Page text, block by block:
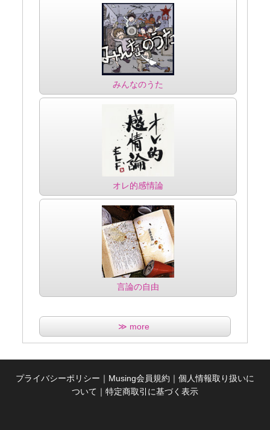
みんなのうた
オレ的感情論
言論の自由
≫ more
プライバシーポリシー ｜ Musing会員規約 ｜ 個人情報取り扱いに
ついて ｜ 特定商取引に基づく表示